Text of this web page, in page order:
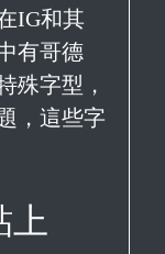
IG和其
有哥德
殊字型，
，這些字
上